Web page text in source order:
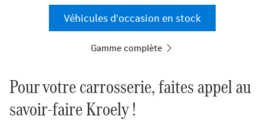
Véhicules d'occasion en stock
Gamme complète
Pour votre carrosserie, faites appel au
savoir-faire Kroely !